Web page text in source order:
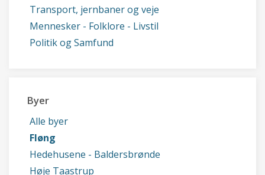
Transport, jernbaner og veje
Mennesker - Folklore - Livstil
Politik og Samfund
Byer
Alle byer
Fløng
Hedehusene - Baldersbrønde
Høje Taastrup